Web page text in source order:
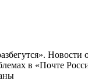
Новости
в «Почте